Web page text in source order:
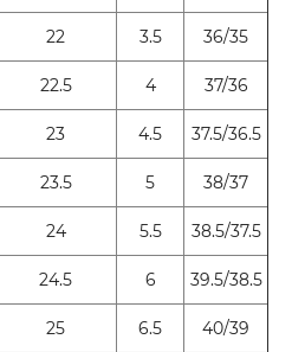
22 3.5
36/35
22.5 4
37/36
23 4.5
37.5/36.5
23.5 5
38/37
24 5.5
38.5/37.5
24.5 6
39.5/38.5
25 6.5
40/39